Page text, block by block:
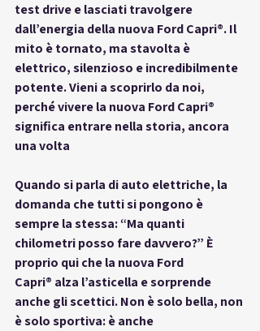
test drive e lasciati travolgere
dall’energia della nuova Ford Capri®. Il
mito è tornato, ma stavolta è
elettrico, silenzioso e incredibilmente
potente. Vieni a scoprirlo da noi,
perché vivere la nuova Ford Capri®
significa entrare nella storia, ancora
una volta
Quando si parla di auto elettriche, la
domanda che tutti si pongono è
sempre la stessa: “Ma quanti
chilometri posso fare davvero?” È
proprio qui che la nuova Ford
Capri® alza l’asticella e sorprende
anche gli scettici. Non è solo bella, non
è solo sportiva: è anche